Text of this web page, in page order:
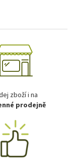
zboží i na
prodejně